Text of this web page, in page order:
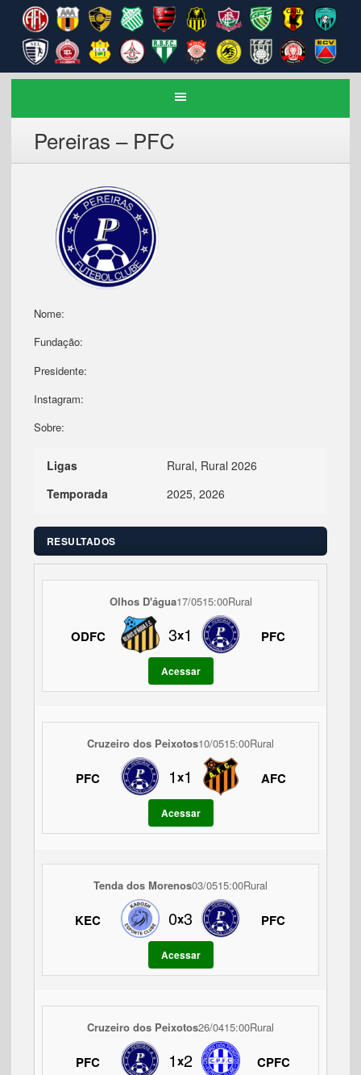
Pereiras – PFC
Nome:
Fundação:
Presidente:
Instagram:
Sobre:
Ligas
Rural, Rural 2026
Temporada
2025, 2026
RESULTADOS
Olhos D'água17/0515:00Rural
ODFC 3x1 PFC
Acessar
Cruzeiro dos Peixotos10/0515:00Rural
PFC 1x1 AFC
Acessar
Tenda dos Morenos03/0515:00Rural
KEC 0x3 PFC
Acessar
Cruzeiro dos Peixotos26/0415:00Rural
PFC 1x2 CPFC